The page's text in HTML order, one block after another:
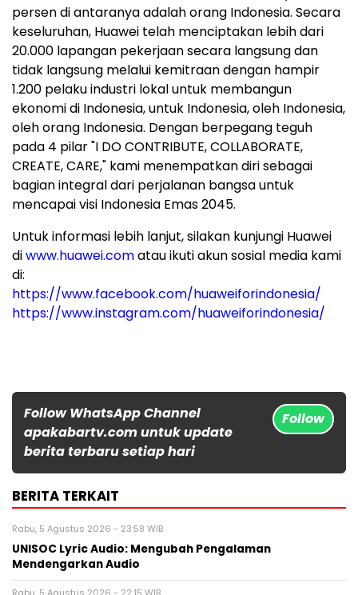
persen di antaranya adalah orang Indonesia. Secara
keseluruhan, Huawei telah menciptakan lebih dari
20.000 lapangan pekerjaan secara langsung dan
tidak langsung melalui kemitraan dengan hampir
1.200 pelaku industri lokal untuk membangun
ekonomi di Indonesia, untuk Indonesia, oleh Indonesia,
oleh orang Indonesia. Dengan berpegang teguh
pada 4 pilar "I DO CONTRIBUTE, COLLABORATE,
CREATE, CARE," kami menempatkan diri sebagai
bagian integral dari perjalanan bangsa untuk
mencapai visi Indonesia Emas 2045.
Untuk informasi lebih lanjut, silakan kunjungi Huawei
diwww.huawei.comatau ikuti akun sosial media kami
di:
https://www.facebook.com/huaweiforindonesia/
https://www.instagram.com/huaweiforindonesia/
Follow WhatsApp Channel
apakabartv.com untuk update
berita terbaru setiap hari
Follow
BERITA TERKAIT
Rabu, 5 Agustus 2026 - 23:58 WIB
UNISOC Lyric Audio: Mengubah Pengalaman
Mendengarkan Audio